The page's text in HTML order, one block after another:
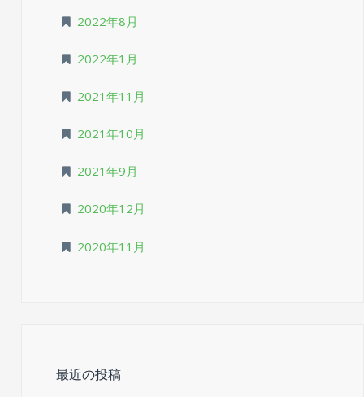
2022年8月
2022年1月
2021年11月
2021年10月
2021年9月
2020年12月
2020年11月
最近の投稿